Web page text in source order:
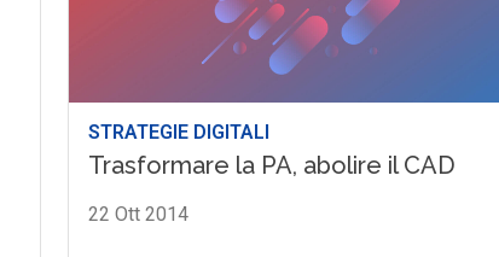
STRATEGIE DIGITALI
Trasformare la PA, abolire il CAD
22 Ott 2014